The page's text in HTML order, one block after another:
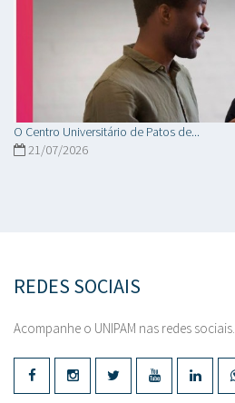
O Centro Universitário de Patos de...
21/07/2026
REDES SOCIAIS
Acompanhe o UNIPAM nas redes sociais.